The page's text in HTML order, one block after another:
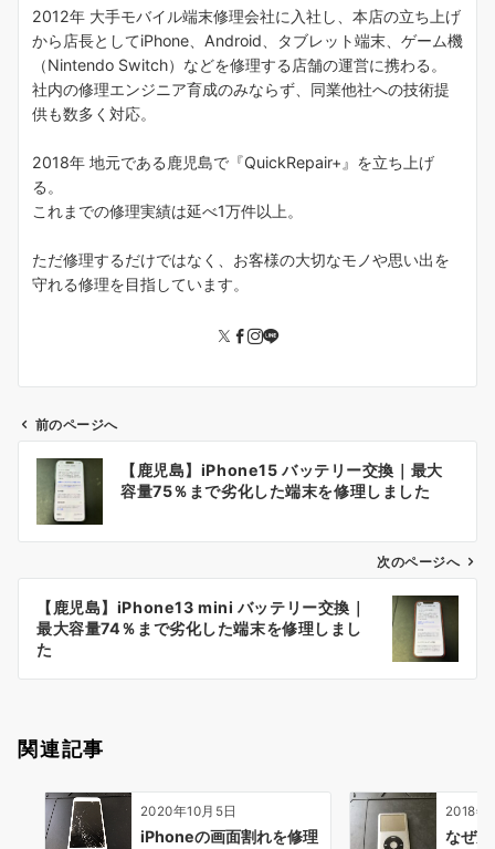
2012年 大手モバイル端末修理会社に入社し、本店の立ち上げ
から店長としてiPhone、Android、タブレット端末、ゲーム機
（Nintendo Switch）などを修理する店舗の運営に携わる。
社内の修理エンジニア育成のみならず、同業他社への技術提
供も数多く対応。
2018年 地元である鹿児島で『QuickRepair+』を立ち上げ
る。
これまでの修理実績は延べ1万件以上。
ただ修理するだけではなく、お客様の大切なモノや思い出を
守れる修理を目指しています。
ビ
ン
前のページへ
【鹿児島】iPhone15 バッテリー交換｜最大
容量75％まで劣化した端末を修理しました
次のページへ
【鹿児島】iPhone13 mini バッテリー交換｜
最大容量74％まで劣化した端末を修理しまし
た
関連記事
2020年10月5日
iPhoneの画面割れを修理
2018年
なぜ